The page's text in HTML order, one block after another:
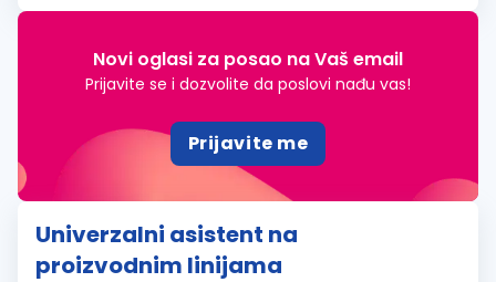
Izrada komada prema...
Novi oglasi za posao na Vaš email
Prijavite se i dozvolite da poslovi nađu vas!
Prijavite me
Univerzalni asistent na
proizvodnim linijama